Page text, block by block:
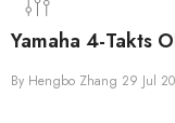
Yamaha 4-Takts
By Hengbo Zhang 29 Jul